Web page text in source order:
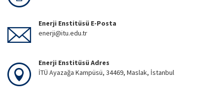
Enerji Enstitüsü E-Posta
enerji@itu.edu.tr
Enerji Enstitüsü Adres
İTÜ Ayazağa Kampüsü, 34469, Maslak, İstanbul